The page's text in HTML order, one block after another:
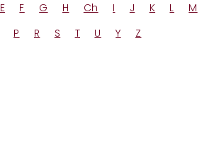
E F G H Ch I J K L
M
P R S T U Y Z